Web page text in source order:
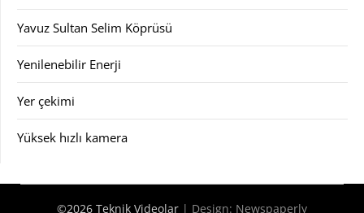
Yavuz Sultan Selim Köprüsü
Yenilenebilir Enerji
Yer çekimi
Yüksek hızlı kamera
©2026 Teknik Videolar | Design: Newspaperly